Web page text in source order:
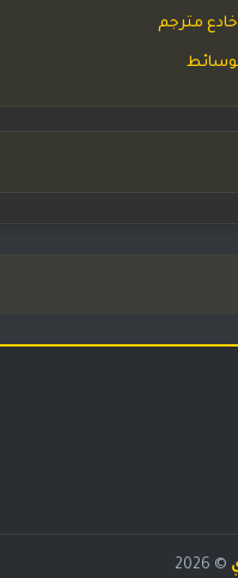
مترجم
© 2026